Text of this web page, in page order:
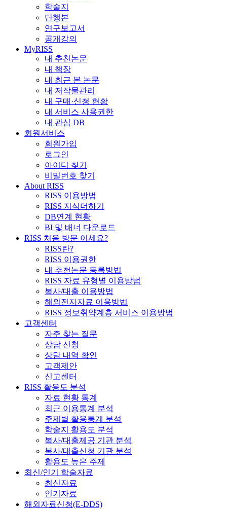
학술지
단행본
연구보고서
공개강의
MyRISS
내 추천논문
내 책장
내 최근 본 논문
내 저작물관리
내 구매·신청 현황
내 서비스 사용권한
내 관심 DB
회원서비스
회원가입
로그인
아이디 찾기
비밀번호 찾기
About RISS
RISS 이용방법
RISS 지식더하기
DB연계 현황
BI 및 배너 다운로드
RISS 처음 방문 이세요?
RISS란?
RISS 이용권한
내 추천논문 등록방법
RISS 자료 유형별 이용방법
복사/대출 이용방법
해외전자자료 이용방법
RISS 정보취약계층 서비스 이용방법
고객센터
자주 찾는 질문
상담 신청
상담 내역 확인
고객제안
신고센터
RISS 활용도 분석
자료 현황 통계
최근 이용통계 분석
주제별 활용통계 분석
학술지 활용도 분석
복사/대출제공 기관 분석
복사/대출신청 기관 분석
활용도 높은 주제
최신/인기 학술자료
최신자료
인기자료
해외자료신청(E-DDS)